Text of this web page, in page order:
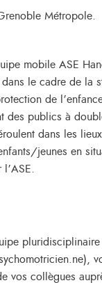
Métropole.
mobile ASE
le cadre de la
de
des publics à
dans les
jeunes en
pluridisciplinaire
vos collègues